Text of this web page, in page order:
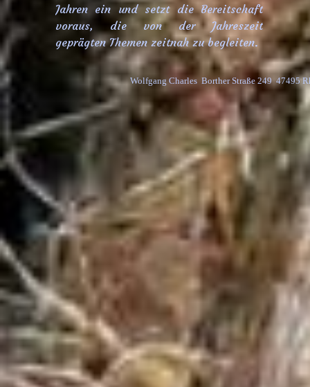
Jahren ein und setzt die Bereitschaft
voraus, die von der Jahreszeit
geprägten Themen zeitnah zu begleiten.
Wolfgang Charles  Borther Straße 249  47495